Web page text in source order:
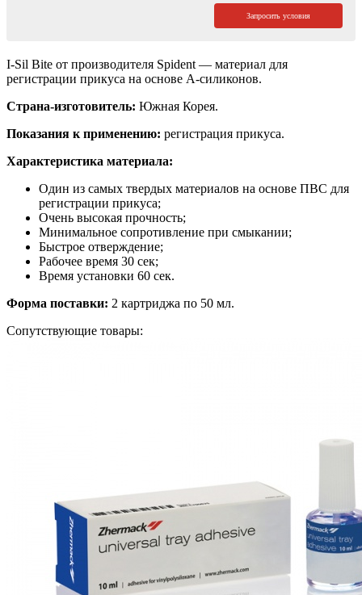
Запросить условия
I-Sil Bite от производителя Spident — материал для
регистрации прикуса на основе А-силиконов.
Страна-изготовитель: Южная Корея.
Показания к применению: регистрация прикуса.
Характеристика материала:
Один из самых твердых материалов на основе ПВС для
регистрации прикуса;
Очень высокая прочность;
Минимальное сопротивление при смыкании;
Быстрое отверждение;
Рабочее время 30 сек;
Время установки 60 сек.
Форма поставки: 2 картриджа по 50 мл.
Сопутствующие товары: